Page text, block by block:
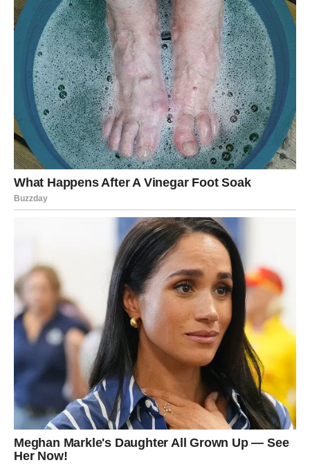
Srce bira iskreno i bez straha
Pred vama su veoma posebni trenuci.
VAGA
Zvijezde vam donose veoma romantičan i sudbinski
period.
Ako ste slobodni, moguć je susret koji odmah djeluje kao
početak velike ljubavne priče.
Ljubav vam mijenja život
Pred vama su trenuci koje ćete dugo pamtiti.